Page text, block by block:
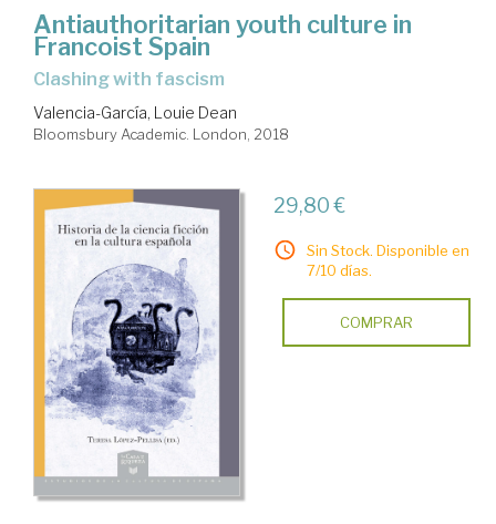
Antiauthoritarian youth culture in
Francoist Spain
clashing with fascism
Valencia-García, Louie Dean
Bloomsbury Academic. London, 2018
29,80 €
Sin Stock. Disponible en
7/10 días.
COMPRAR